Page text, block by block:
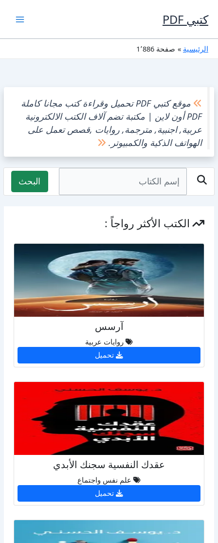
كتبي PDF
الرئيسية صفحة 1٬886
موقع كتبي PDF
تحميل وقراءة كتب مجانا كاملة
PDF أون لاين | مكتبة تضم آلاف الكتب الالكترونية
عربية, اجنبية, مترجمة, روايات ,قصص تعمل على
الهواتف الذكية والكمبيوتر.
البحث
الكتب الأكثر رواجاً :
آرسس
روايات عربية
تحميل
عقدك النفسية سجنك الأبدي
علم نفس واجتماع
تحميل